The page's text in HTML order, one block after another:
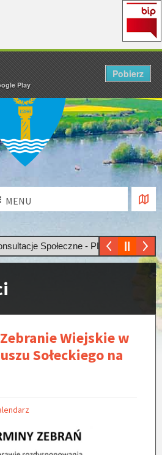
Play
Pobierz
MENU
Społeczne - PLAN OGÓLNY
Zebranie Wiejskie w
Sołeckiego na